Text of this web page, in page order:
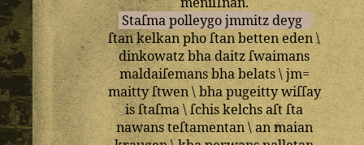
Staſma polleygo jmmitz deyg
ſtankelkanphoſtanbetten eden\
dinkowatzbhadaitzſwaimans
maldaiſemansbhabelats\jm=
maittyſtwen\bhapugeittywiſſay
isſtaſma\ſchis kelchsaſtſta
nawansteſtamentan\anmaian